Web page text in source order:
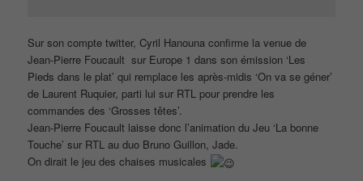
Sur son compte twitter, Cyril Hanouna confirme la venue de
Jean-Pierre Foucault sur Europe 1 dans son émission ‘Les
Pieds dans le plat’ qui remplace les après-midis ‘On va se géner’
de Laurent Ruquier, parti lui sur RTL pour prendre les
commandes des ‘Grosses têtes’.
Jean-Pierre Foucault laisse donc l’animation du Jeu ‘La bonne
Touche’ sur RTL au duo Bruno Guillon, Jade.
On dirait le jeu des chaises musicales